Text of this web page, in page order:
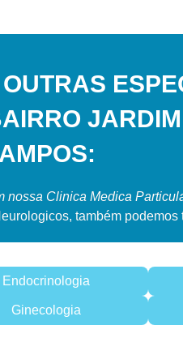
nossa Clinica Medica
também podemos
Endocrinologia
Ginecologia